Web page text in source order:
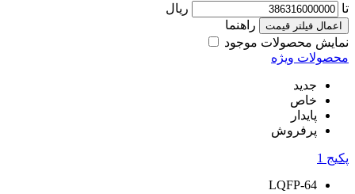
تا ریال
اعمال فیلتر قیمت
راهنما
نمایش محصولات موجود
محصولات ویژه
جدید
خاص
پایدار
پرفروش
پکیج 1
LQFP-64